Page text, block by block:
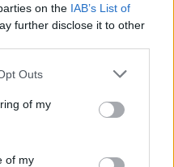
on the IAB’s List of
further disclose it to other
uses one or more Google
You may click to
its third-party tags to
purposes in below Google
Outs
of my
of my
παράγοντες
απειλητικά στα
ίδιοι τον είχαν
κομμάτων